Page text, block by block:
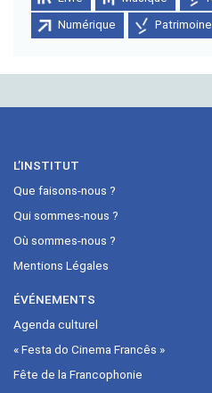
Numérique Patrimoine
L’INSTITUT
Que faisons-nous ?
Qui sommes-nous ?
Où sommes-nous ?
Mentions Légales
ÉVÉNEMENTS
Agenda culturel
« Festa do Cinema Francês »
Fête de la Francophonie